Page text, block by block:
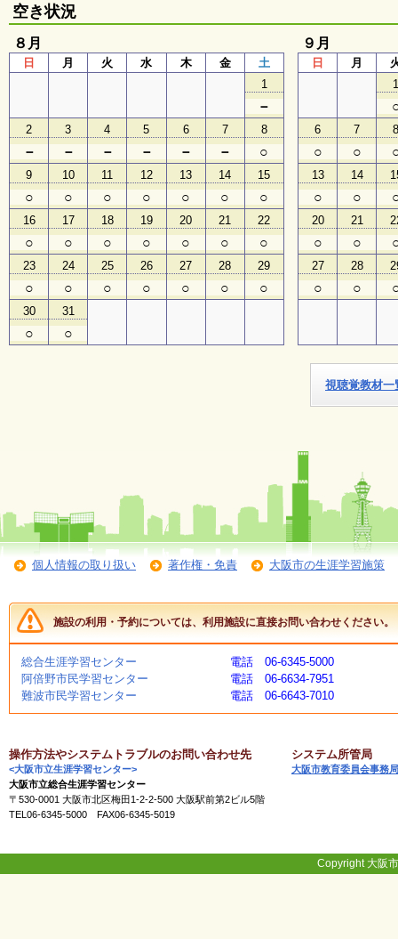
ジ
ン
い
ち
ょ
木
子
ど
も
向
け
イ
ベ
ン
ト
ガ
イ
ド
よ
く
あ
ご
質
問
講
師
ン
ス
ト
ラ
ク
空き状況
８月
日 月 火 水 木 金
土
1
－
2
－
3
－
4
－
5
－
6
－
7
－
8
○
9
○
10
○
11
○
12
○
13
○
14
○
15
○
16
○
17
○
18
○
19
○
20
○
21
○
22
○
23
○
24
○
25
○
26
○
27
○
28
○
29
○
30
○
31
○
９月
日 月
6
○
7
○
13
○
14
○
20
○
21
○
27
○
28
○
視聴覚教材一
個人情報の取り扱い 著作権・免責 大阪市の生涯学習施策
施設の利用・予約については、利用施設に直接お問い合わせください。
総合生涯学習センター
電話 06-6345-5000
阿倍野市民学習センター
電話 06-6634-7951
難波市民学習センター
電話 06-6643-7010
操作方法やシステムトラブルのお問い合わせ先
<大阪市立生涯学習センター>
大阪市立総合生涯学習センター
〒530-0001 大阪市北区梅田1-2-2-500 大阪駅前第2ビル5階
TEL06-6345-5000 FAX06-6345-5019
システム所管局
大阪市教育委員会事務局
Copyright 大阪